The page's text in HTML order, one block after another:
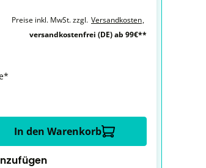
Preise inkl. MwSt. zzgl. Versandkosten,
versandkostenfrei (DE) ab 99€**
In den Warenkorb